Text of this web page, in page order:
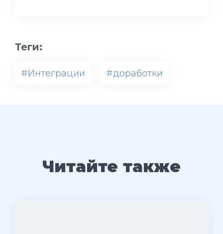
Теги:
#Интеграции #доработки
Читайте также